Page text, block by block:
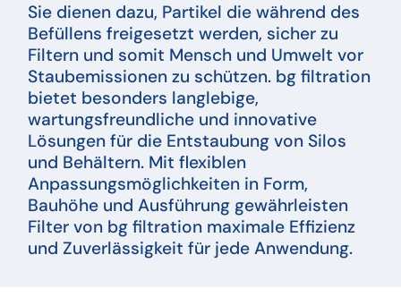
Sie dienen dazu, Partikel die während des
Befüllens freigesetzt werden, sicher zu
Filtern und somit Mensch und Umwelt vor
Staubemissionen zu schützen. bg filtration
bietet besonders langlebige,
wartungsfreundliche und innovative
Lösungen für die Entstaubung von Silos
und Behältern. Mit flexiblen
Anpassungsmöglichkeiten in Form,
Bauhöhe und Ausführung gewährleisten
Filter von bg filtration maximale Effizienz
und Zuverlässigkeit für jede Anwendung.